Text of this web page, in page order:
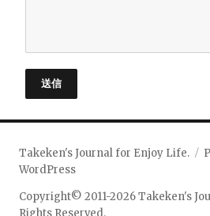
送信
Takeken's Journal for Enjoy Life.
WordPress
Copyright© 2011-2026 Takeken's